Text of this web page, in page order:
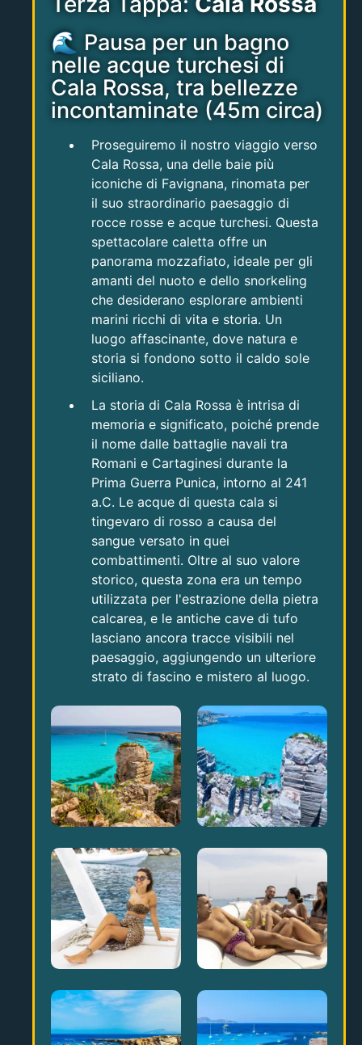
🌊 Pausa per un bagno
nelle acque turchesi di
Cala Rossa, tra bellezze
incontaminate (45m circa)
Proseguiremo il nostro viaggio verso
Cala Rossa, una delle baie più
iconiche di Favignana, rinomata per
il suo straordinario paesaggio di
rocce rosse e acque turchesi. Questa
spettacolare caletta offre un
panorama mozzafiato, ideale per gli
amanti del nuoto e dello snorkeling
che desiderano esplorare ambienti
marini ricchi di vita e storia. Un
luogo affascinante, dove natura e
storia si fondono sotto il caldo sole
siciliano.
La storia di Cala Rossa è intrisa di
memoria e significato, poiché prende
il nome dalle battaglie navali tra
Romani e Cartaginesi durante la
Prima Guerra Punica, intorno al 241
a.C. Le acque di questa cala si
tingevaro di rosso a causa del
sangue versato in quei
combattimenti. Oltre al suo valore
storico, questa zona era un tempo
utilizzata per l'estrazione della pietra
calcarea, e le antiche cave di tufo
lasciano ancora tracce visibili nel
paesaggio, aggiungendo un ulteriore
strato di fascino e mistero al luogo.